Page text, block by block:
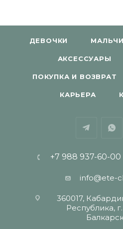
ДЕВОЧКИ
АКСЕССУАРЫ
ПОКУПКА И ВОЗВРАТ
КАРЬЕРА
+7 988 937-60-00
info@ete-
360017,
Республика,